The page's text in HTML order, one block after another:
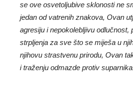
se ove osvetoljubive sklonosti ne
jedan od vatrenih znakova, Ovan
agresiju i nepokolebljivu odlučnost,
strpljenja za sve što se miješa u
njihovu strastvenu prirodu, Ovan
i traženju odmazde protiv